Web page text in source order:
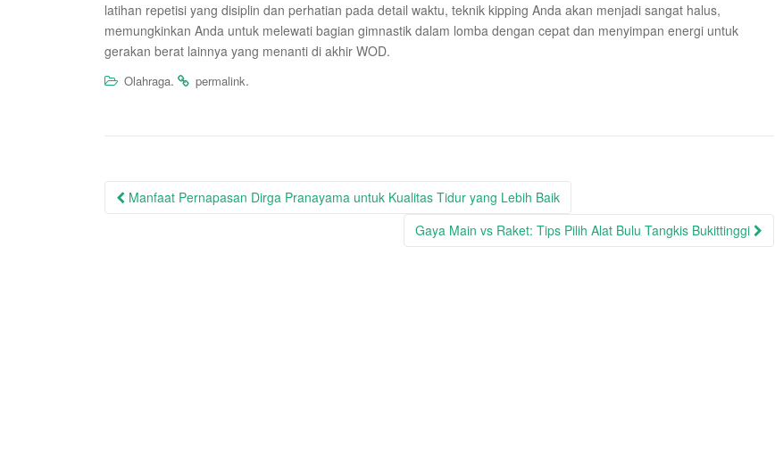
latihan repetisi yang disiplin dan perhatian pada detail waktu, teknik kipping Anda akan menjadi sangat halus,
memungkinkan Anda untuk melewati bagian gimnastik dalam lomba dengan cepat dan menyimpan energi untuk
gerakan berat lainnya yang menanti di akhir WOD.
Olahraga. permalink.
Post
Manfaat Pernapasan Dirga Pranayama untuk Kualitas Tidur yang Lebih Baik
Gaya Main vs Raket: Tips Pilih Alat Bulu Tangkis Bukittinggi